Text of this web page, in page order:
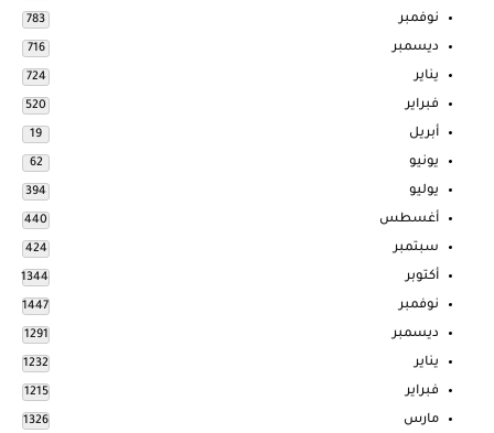
نوفمبر 783
ديسمبر 716
يناير 724
فبراير 520
أبريل 19
يونيو 62
يوليو 394
أغسطس 440
سبتمبر 424
أكتوبر 1344
نوفمبر 1447
ديسمبر 1291
يناير 1232
فبراير 1215
مارس 1326